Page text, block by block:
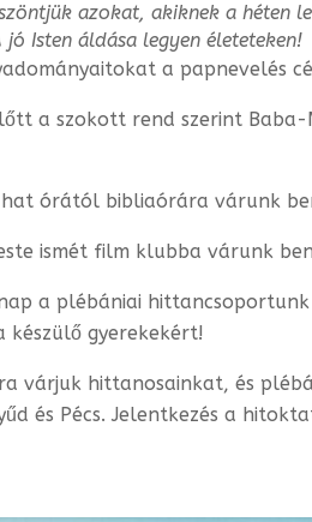
azokat, akiknek a héten
Isten áldása legyen életeteken!
a papnevelés
a szokott rend szerint
órától bibliaórára várunk
ismét film klubba várunk
a plébániai
készülő gyerekekért!
várjuk hittanosainkat, és
és Pécs. Jelentkezés a